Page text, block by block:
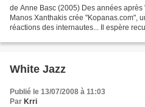
de Anne Basc (2005) Des années
Manos Xanthakis crée "Kopanas.com",
réactions des internautes... Il espère
White Jazz
Publié le 13/07/2008 à 11:03
Par Krri